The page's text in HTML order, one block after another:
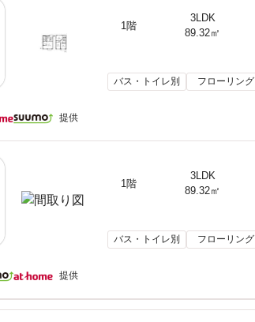
1階
3LDK
89.32㎡
バス・トイレ別 フローリング
提供
1階
3LDK
89.32㎡
バス・トイレ別 フローリング
提供